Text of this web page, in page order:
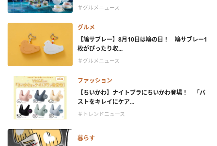
＃グルメニュース
グルメ
【鳩サブレー】8月10日は鳩の日！ 鳩サブレー1
枚がぴったり収...
＃グルメニュース
ファッション
【ちいかわ】ナイトブラにちいかわ登場！ 「バ
ストをキレイにケア...
＃トレンドニュース
暮らす